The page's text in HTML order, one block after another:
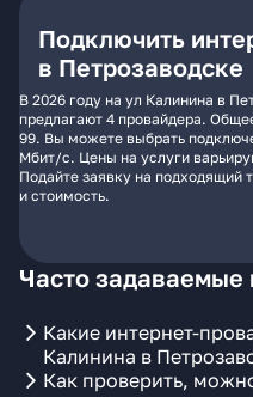
Подключить
в Петрозаводске
В 2026 году на ул Калинина в
предлагают 4 провайдера.
99. Вы можете выбрать
Мбит/с. Цены на услуги
Подайте заявку на подходящий
и стоимость.
Часто задаваемые
Какие интернет-
Калинина в
Как проверить,